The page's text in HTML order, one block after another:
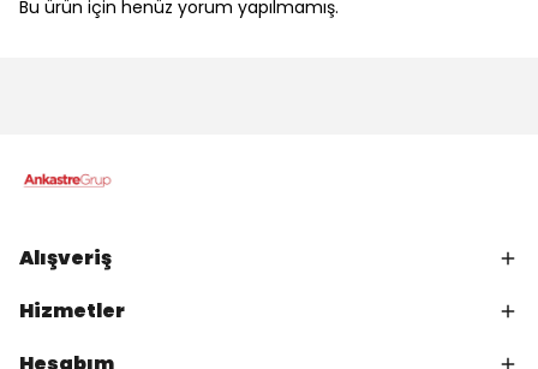
Bu ürün için henüz yorum yapılmamış.
Alışveriş
Hizmetler